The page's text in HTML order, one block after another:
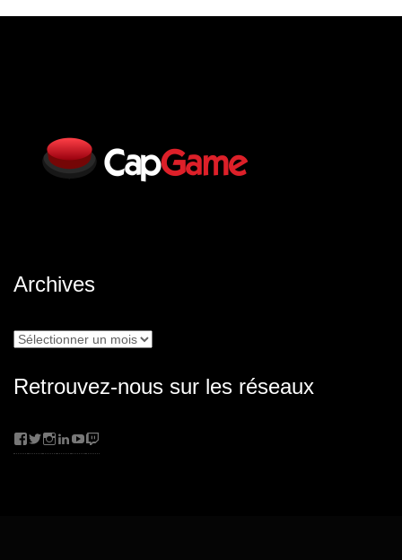
Archives
Archives
Retrouvez-nous sur les réseaux
Facebook
Twitter
Instagram
LinkedIn
YouTube